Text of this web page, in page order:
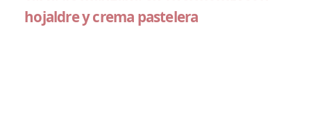
hojaldre y crema pastelera